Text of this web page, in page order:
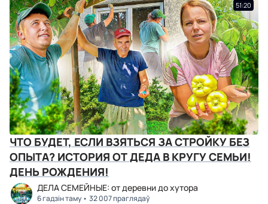
51:20
ЧТО БУДЕТ, ЕСЛИ ВЗЯТЬСЯ ЗА СТРОЙКУ БЕЗ
ОПЫТА? ИСТОРИЯ ОТ ДЕДА В КРУГУ СЕМЬИ!
ДЕНЬ РОЖДЕНИЯ!
ДЕЛА СЕМЕЙНЫЕ: от деревни до хутора
6 гадзін таму 32 007 праглядаў